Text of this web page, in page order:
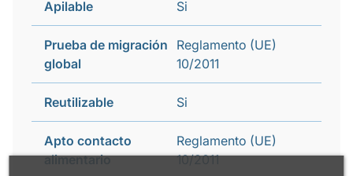
Apilable Si
Prueba de migración
global
Reglamento (UE)
10/2011
Reutilizable Si
Apto contacto
alimentario
Reglamento (UE)
10/2011